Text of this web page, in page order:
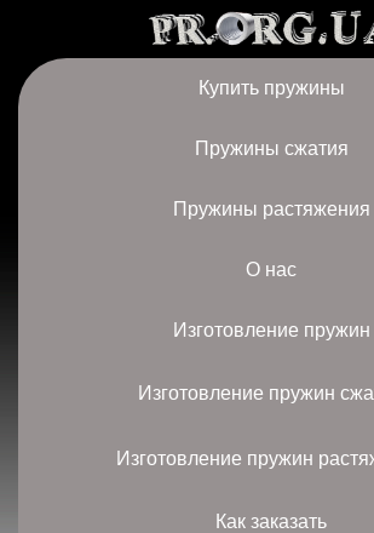
Купить пружины
Пружины сжатия
Пружины растяжения
О нас
Изготовление пружин
Изготовление пружин
Изготовление пружин
Как заказать